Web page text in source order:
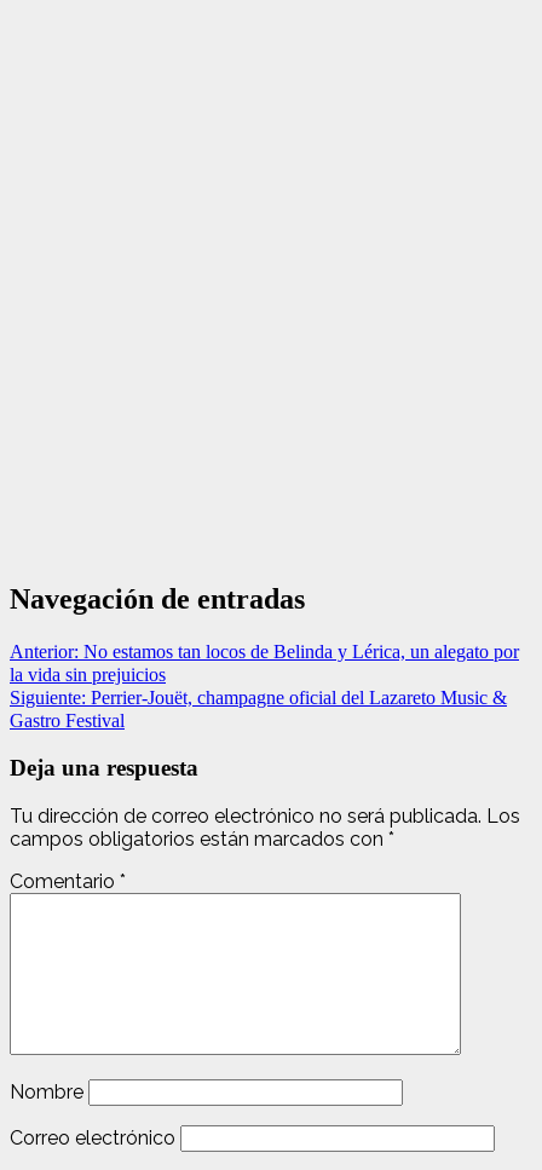
Navegación de entradas
Anterior: No estamos tan locos de Belinda y Lérica, un alegato por
la vida sin prejuicios
Siguiente: Perrier-Jouët, champagne oficial del Lazareto Music &
Gastro Festival
Deja una respuesta
Tu dirección de correo electrónico no será publicada. Los
campos obligatorios están marcados con *
Comentario *
Nombre
Correo electrónico